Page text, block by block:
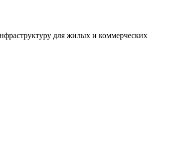
для жилых и коммерческих